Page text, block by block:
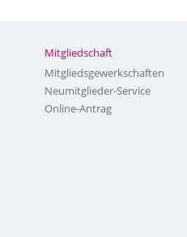
Mitgliedschaft
Mitgliedsgewerkschaften
Neumitglieder-Service
Online-Antrag